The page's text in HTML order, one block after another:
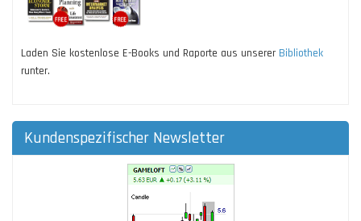
Laden Sie kostenlose E-Books und Raporte aus unserer Bibliothek
runter.
Kundenspezifischer Newsletter